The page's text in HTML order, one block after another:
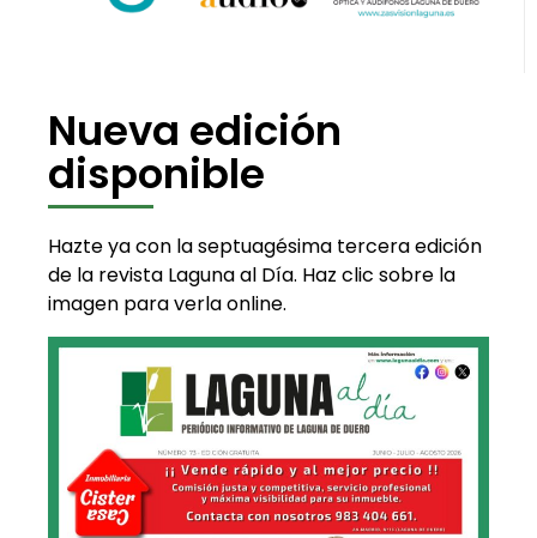
Nueva edición
disponible
Hazte ya con la septuagésima tercera edición
de la revista Laguna al Día. Haz clic sobre la
imagen para verla online.